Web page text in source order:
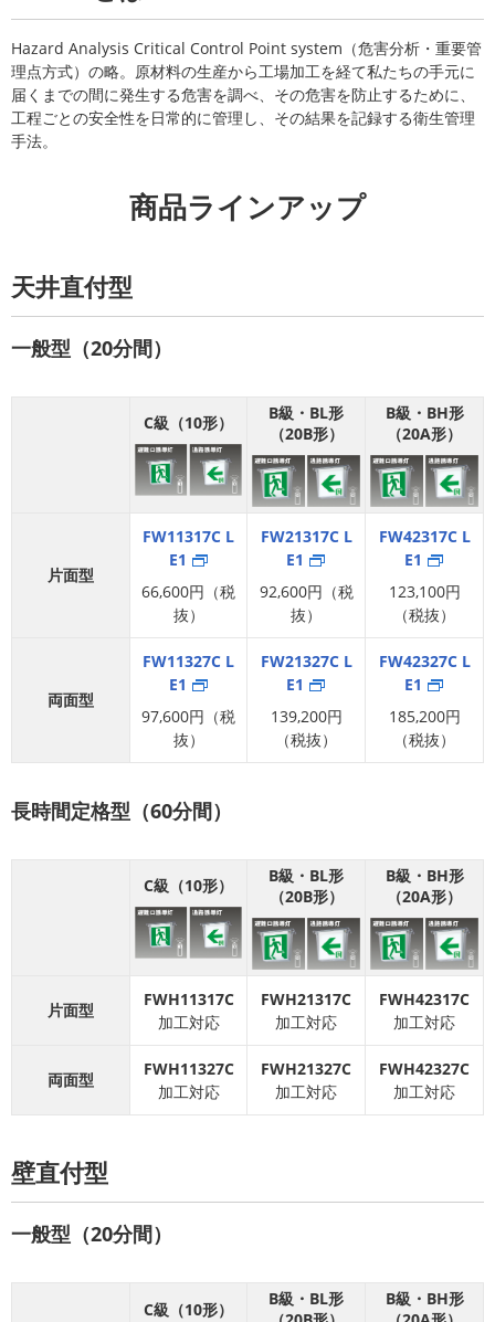
Hazard Analysis Critical Control Point system（危害分析・重要管
理点方式）の略。原材料の生産から工場加工を経て私たちの手元に
届くまでの間に発生する危害を調べ、その危害を防止するために、
工程ごとの安全性を日常的に管理し、その結果を記録する衛生管理
手法。
商品ラインアップ
天井直付型
一般型（20分間）
C級（10形）
B級・BL形
（20B形）
B級・BH形
（20A形）
片面型
FW11317C L
E1
66,600円（税
抜）
FW21317C L
E1
92,600円（税
抜）
FW42317C L
E1
123,100円
（税抜）
両面型
FW11327C L
E1
97,600円（税
抜）
FW21327C L
E1
139,200円
（税抜）
FW42327C L
E1
185,200円
（税抜）
長時間定格型（60分間）
C級（10形）
B級・BL形
（20B形）
B級・BH形
（20A形）
片面型
FWH11317C
加工対応
FWH21317C
加工対応
FWH42317C
加工対応
両面型
FWH11327C
加工対応
FWH21327C
加工対応
FWH42327C
加工対応
壁直付型
一般型（20分間）
C級（10形）
B級・BL形
B級・BH形